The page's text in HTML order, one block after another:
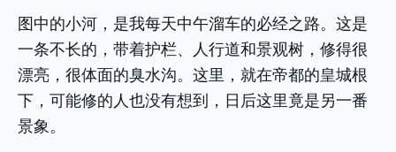
图中的小河，是我每天中午溜车的必经之路。这是
一条不长的，带着护栏、人行道和景观树，修得很
漂亮，很体面的臭水沟。这里，就在帝都的皇城根
下，可能修的人也没有想到，日后这里竟是另一番
景象。